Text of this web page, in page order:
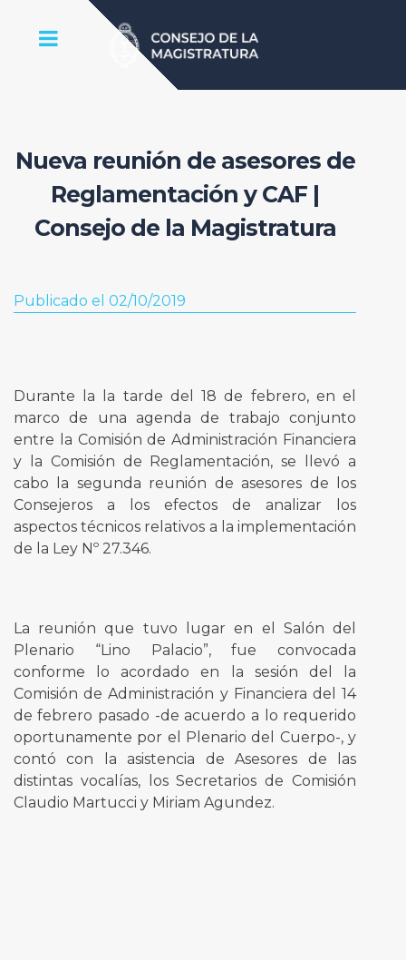
Nueva reunión de asesores de
Reglamentación y CAF |
Consejo de la Magistratura
Publicado el 02/10/2019
Durante la la tarde del 18 de febrero, en el
marco de una agenda de trabajo conjunto
entre la Comisión de Administración Financiera
y la Comisión de Reglamentación, se llevó a
cabo la segunda reunión de asesores de los
Consejeros a los efectos de analizar los
aspectos técnicos relativos a la implementación
de la Ley Nº 27.346.
La reunión que tuvo lugar en el Salón del
Plenario “Lino Palacio”, fue convocada
conforme lo acordado en la sesión del la
Comisión de Administración y Financiera del 14
de febrero pasado -de acuerdo a lo requerido
oportunamente por el Plenario del Cuerpo-, y
contó con la asistencia de Asesores de las
distintas vocalías, los Secretarios de Comisión
Claudio Martucci y Miriam Agundez.